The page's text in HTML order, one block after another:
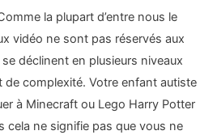
la plupart d’entre nous le
vidéo ne sont pas réservés aux
déclinent en plusieurs niveaux
de complexité. Votre enfant autiste
à Minecraft ou Lego Harry Potter
cela ne signifie pas que vous ne